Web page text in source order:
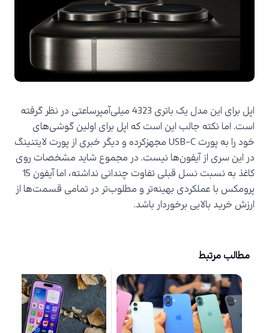
اپل برای این مدل یک باتری 4323 میلی‌آمپرساعتی در نظر گرفته
است. اما نکته جالب این است که اپل برای اولین گوشی‌های
خود را به پورت ‌ USB-C مجهزکرده و دیگر خبری از پورت لایتنینگ
در این سری از آیفون‌ها نیست. در مجموع شاید مشخصات روی
کاغذ به نسبت نسل قبلی تفاوت چندانی نداشته، اما آیفون 15
پرومکس با عملکردی بهینه‌تر و مطلوب‌تر در تمامی قسمت‌ها از
ارزش خرید بالایی برخوردار باشد.
مطالب مرتبط